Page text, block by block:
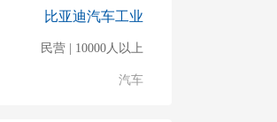
比亚迪汽车工业
民营 | 10000人以上
汽车